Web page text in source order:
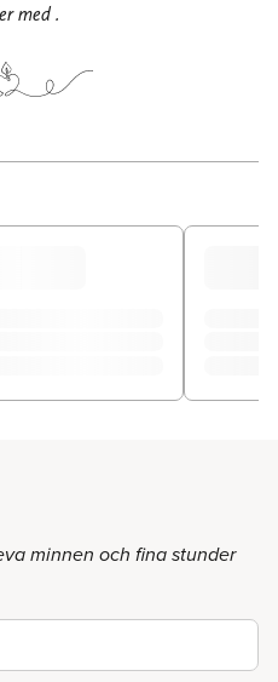
med .
minnen och fina stunder